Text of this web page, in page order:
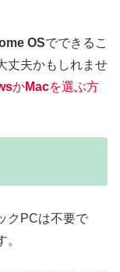
OSでできるこ
丈夫かもしれませ
かMacを選ぶ方
クPCは不要で